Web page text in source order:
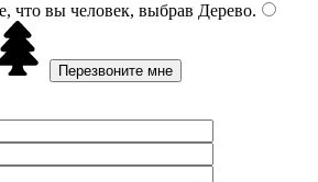
что вы человек, выбрав Дерево.